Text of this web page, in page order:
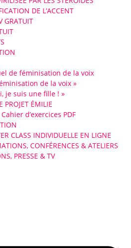
DE L’ACCENT
GRATUIT
de féminisation de la voix
de la voix »
je suis une fille ! »
PROJET ÉMILIE
d’exercices PDF
CLASS INDIVIDUELLE EN LIGNE
CONFÉRENCES & ATELIERS
PRESSE & TV